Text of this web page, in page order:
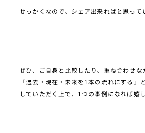
せっかくなので、シェア出来ればと思っ
ぜひ、ご自身と比較したり、重ね合わせ
『過去・現在・未来を1本の流れにする』
していただく上で、1つの事例になれば嬉